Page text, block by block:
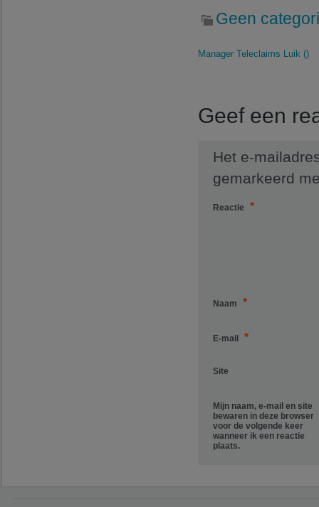
Geen
Manager Teleclaims Luik ()
Geef een
Het e-
gemarkeerd
Reactie *
Naam *
E-mail *
Site
Mijn naam, e-mail en site
bewaren in deze browser
voor de volgende keer
wanneer ik een reactie
plaats.